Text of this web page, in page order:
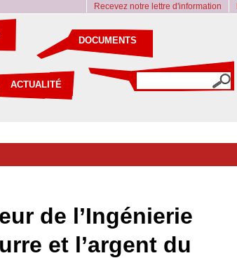
Recevez notre lettre d'information
ACTUALITÉ
DOCUMENTS
de l’Ingénierie
et l’argent du